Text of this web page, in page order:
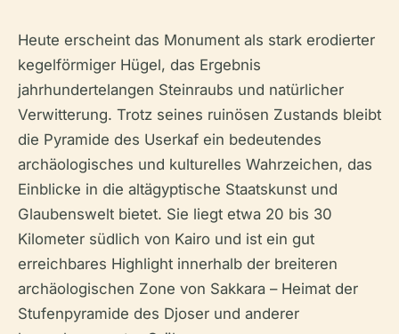
Heute erscheint das Monument als stark erodierter
kegelförmiger Hügel, das Ergebnis
jahrhundertelangen Steinraubs und natürlicher
Verwitterung. Trotz seines ruinösen Zustands bleibt
die Pyramide des Userkaf ein bedeutendes
archäologisches und kulturelles Wahrzeichen, das
Einblicke in die altägyptische Staatskunst und
Glaubenswelt bietet. Sie liegt etwa 20 bis 30
Kilometer südlich von Kairo und ist ein gut
erreichbares Highlight innerhalb der breiteren
archäologischen Zone von Sakkara – Heimat der
Stufenpyramide des Djoser und anderer